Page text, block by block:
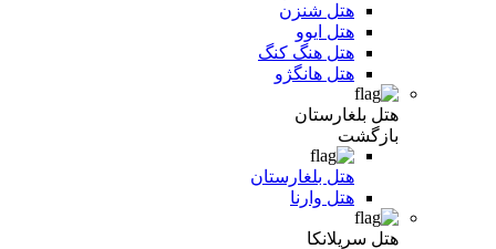
هتل شنزن
هتل ایوو
هتل هنگ کنگ
هتل هانگژو
هتل بلغارستان
بازگشت
هتل بلغارستان
هتل وارنا
هتل سریلانکا